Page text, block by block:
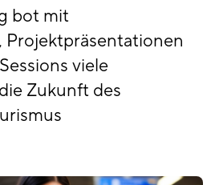
bot mit
Projektpräsentationen
viele
Zukunft des